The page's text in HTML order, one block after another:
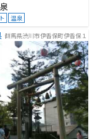
温泉
群馬県渋川市伊香保町伊香保１